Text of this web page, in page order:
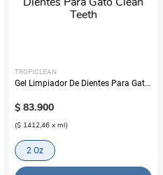
TROPICLEAN
Gel Limpiador De Dientes Para Gato
$ 83.900
($ 1412,46 x ml)
2 Oz